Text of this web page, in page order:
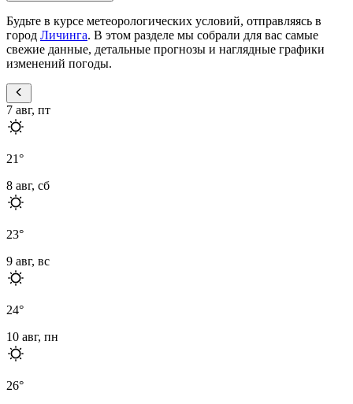
Будьте в курсе метеорологических условий, отправляясь в
город Личинга. В этом разделе мы собрали для вас самые
свежие данные, детальные прогнозы и наглядные графики
изменений погоды.
7 авг, пт
21°
8 авг, сб
23°
9 авг, вс
24°
10 авг, пн
26°